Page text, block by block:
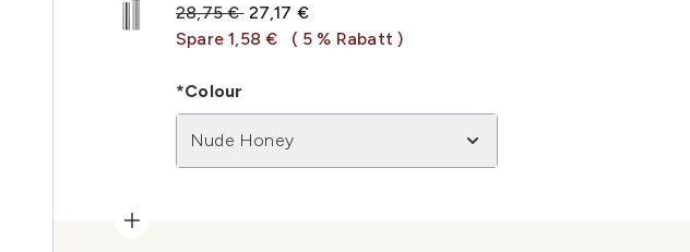
Unverbindliche Preisempfehlung:
28,75 € Aktueller Preis:
27,17 €
Spare 1,58 €
( 5 % Rabatt )
*Colour
Nude Honey